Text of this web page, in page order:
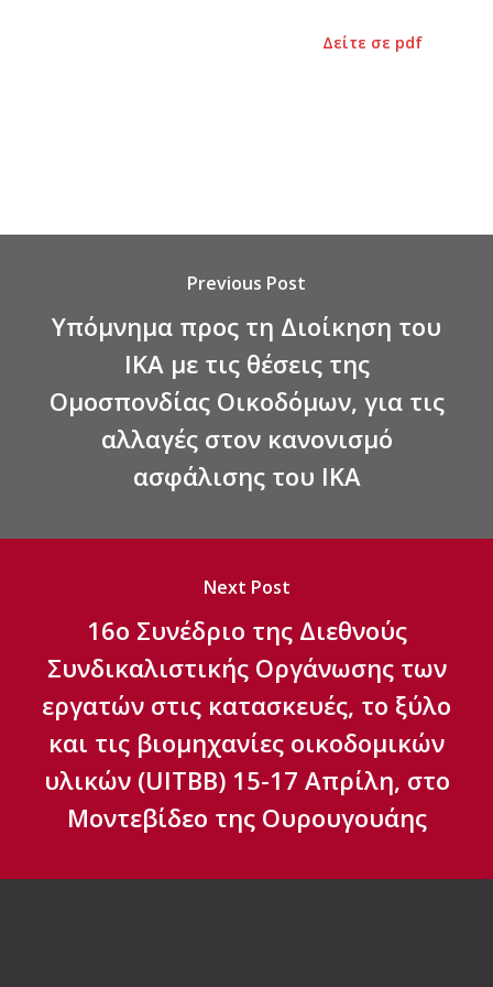
Δείτε σε pdf
Previous Post
Υπόμνημα προς τη Διοίκηση του
ΙΚΑ με τις θέσεις της
Ομοσπονδίας Οικοδόμων, για τις
αλλαγές στον κανονισμό
ασφάλισης του ΙΚΑ
Next Post
16ο Συνέδριο της Διεθνούς
Συνδικαλιστικής Οργάνωσης των
εργατών στις κατασκευές, το ξύλο
και τις βιομηχανίες οικοδομικών
υλικών (UITBB) 15-17 Απρίλη, στο
Μοντεβίδεο της Ουρουγουάης